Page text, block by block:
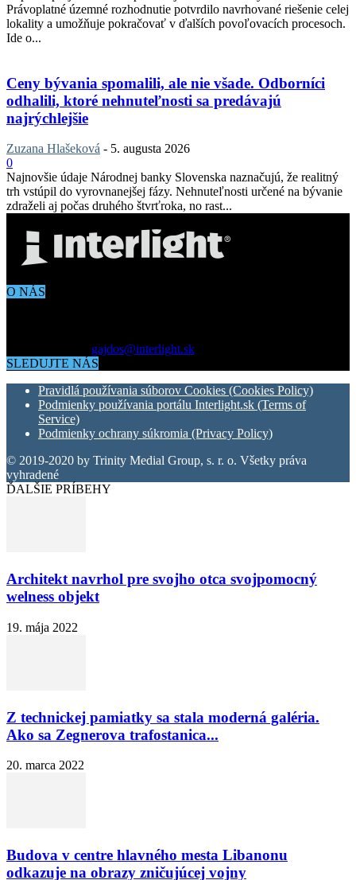
Právoplatné územné rozhodnutie potvrdilo navrhované riešenie celej
lokality a umožňuje pokračovať v ďalších povoľovacích procesoch.
Ide o...
Ceny bývania spomalili, ale nie všade. Odborníci
odhalili, ktoré nehnuteľnosti sa predávajú
najrýchlejšie
Zuzana Hlašeková - 5. augusta 2026
0
Najnovšie údaje Národnej banky Slovenska naznačujú, že realitný
trh vstúpil do vyrovnanejšej fázy. Nehnuteľnosti určené na bývanie
zdraželi aj počas druhého štvrťroka, no rast...
O NÁS
gajdos@interlight.sk
SLEDUJTE NÁS
Pravidlá používania súborov Cookies (Cookies Policy)
Podmienky používania portálu Interlight.sk (Terms of
Service)
Podmienky ochrany súkromia (Privacy Policy)
© 2019-2020 by Trinity Medial Group, s. r. o. Všetky práva
vyhradené
ĎALŠIE PRÍBEHY
Architekt navrhol pre svojho otca svojpomocný
welness objekt
19. mája 2022
Z technickej pamiatky sa stala moderná galéria.
Ako sa Zegnerova trafostanica...
20. marca 2022
Budova v centre hlavného mesta Libanonu
odkazuje na obrazy zničujúcej vojny